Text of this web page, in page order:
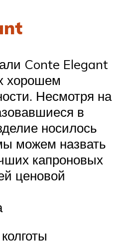
Conte Elegant
хорошем
Несмотря на
в
носилось
можем назвать
капроновых
ценовой